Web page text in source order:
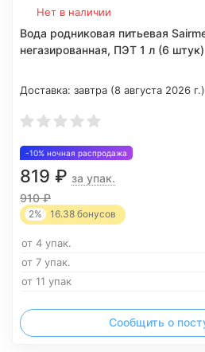
Нет в наличии
Вода родниковая питьевая
негазированная, ПЭТ 1 л (6 штук)
Доставка: завтра (8 августа 2026 г.)
-10% ночная распродажа
819 ₽ за упак.
910₽
2% 16.38 бонусов
от 4 упак.
от 7 упак.
от 11 упак
Сообщить о